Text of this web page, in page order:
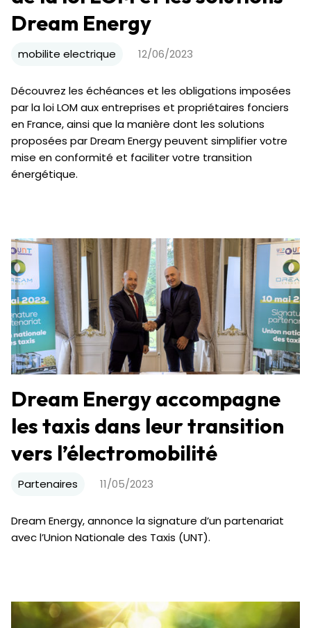
Dream Energy
mobilite electrique 12/06/2023
Découvrez les échéances et les obligations imposées
par la loi LOM aux entreprises et propriétaires fonciers
en France, ainsi que la manière dont les solutions
proposées par Dream Energy peuvent simplifier votre
mise en conformité et faciliter votre transition
énergétique.
Dream Energy accompagne
les taxis dans leur transition
vers l’électromobilité
Partenaires 11/05/2023
Dream Energy, annonce la signature d’un partenariat
avec l’Union Nationale des Taxis (UNT).